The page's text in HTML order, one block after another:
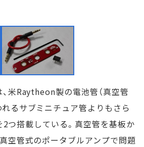
米Raytheon製の電池管（真空管
るサブミニチュア管よりもさら
2つ搭載している。真空管を基板か
空管式のポータブルアンプで問題